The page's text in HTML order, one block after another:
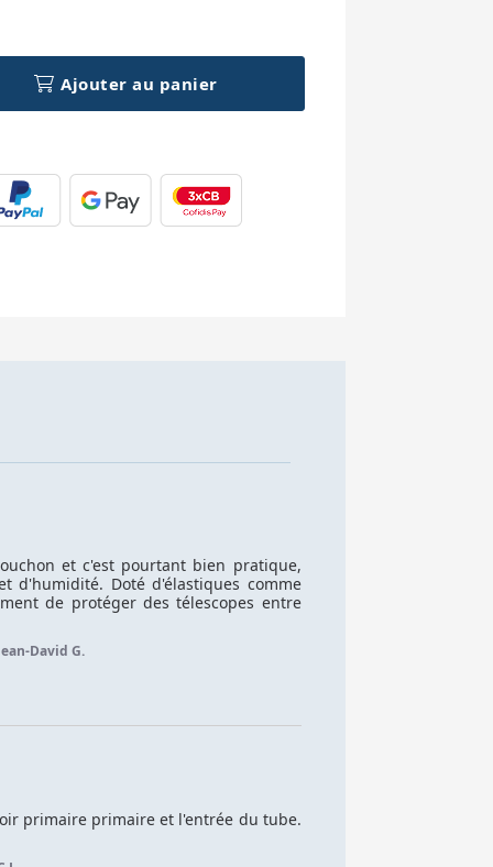
Ajouter au panier
et c'est pourtant bien pratique,
d'humidité. Doté d'élastiques comme
de protéger des télescopes entre
David G.
primaire primaire et l'entrée du tube.